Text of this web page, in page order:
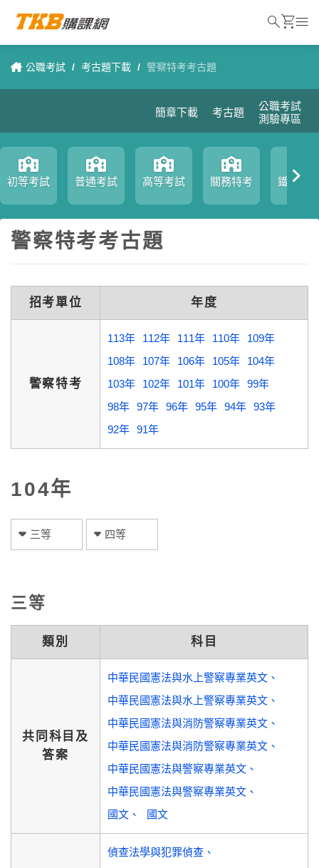
公職考試 / 考古題下載 / 警察特考考古題
簡章下載 考古題
公職考試
測驗專區
初等考試 普通考試 高等考試 關務特考 鐵路特
警察特考考古題
招考單位 年度
警察特考
113年 112年 111年 110年
109年
108年
107年 106年 105年
104年
103年
102年 101年 100年 99年
98年 97年 96年 95年 94年 93年
92年 91年
104年
三等 四等
三等
類別 科目
共同科目及
答案
中華民國憲法與水上警察專業英文
中華民國憲法與水上警察專業英文
中華民國憲法與消防警察專業英文
中華民國憲法與消防警察專業英文
中華民國憲法與警察專業英文
中華民國憲法與警察專業英文
國文
國文
偵查法學與犯罪偵查
searchshopping_cartmenu